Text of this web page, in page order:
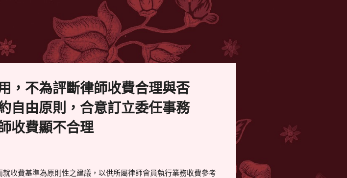
，不為評斷律師收費合理與否
自由原則，合意訂立委任事務
收費顯不合理
收費基準為原則性之建議，以供所屬律師會員執行業務收費參考